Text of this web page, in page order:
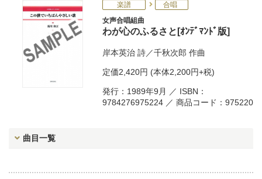
楽譜
合唱
女声合唱組曲
わが心のふるさと[ｵﾝﾃﾞﾏﾝﾄﾞ版]
岸本英治 詩／千秋次郎 作曲
定価2,420円 (本体2,200円+税)
発行：1989年9月 ／ ISBN：
9784276975224 ／ 商品コード：975220
曲目一覧